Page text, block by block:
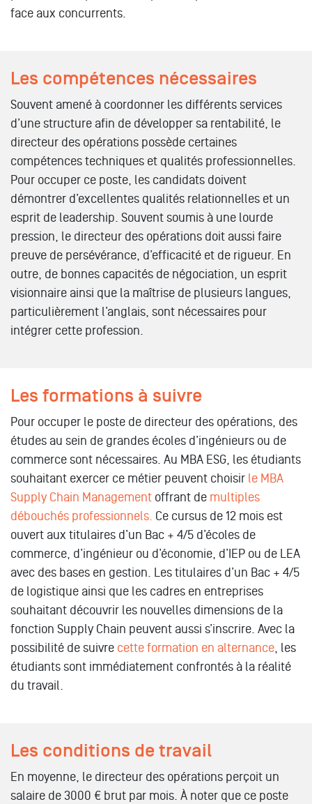
face aux concurrents.
Les compétences nécessaires
Souvent amené à coordonner les différents services
d’une structure afin de développer sa rentabilité, le
directeur des opérations possède certaines
compétences techniques et qualités professionnelles.
Pour occuper ce poste, les candidats doivent
démontrer d’excellentes qualités relationnelles et un
esprit de leadership. Souvent soumis à une lourde
pression, le directeur des opérations doit aussi faire
preuve de persévérance, d’efficacité et de rigueur. En
outre, de bonnes capacités de négociation, un esprit
visionnaire ainsi que la maîtrise de plusieurs langues,
particulièrement l’anglais, sont nécessaires pour
intégrer cette profession.
Les formations à suivre
Pour occuper le poste de directeur des opérations, des
études au sein de grandes écoles d’ingénieurs ou de
commerce sont nécessaires. Au MBA ESG, les étudiants
souhaitant exercer ce métier peuvent choisir le MBA
Supply Chain Management offrant de multiples
débouchés professionnels. Ce cursus de 12 mois est
ouvert aux titulaires d’un Bac + 4/5 d’écoles de
commerce, d’ingénieur ou d’économie, d’IEP ou de LEA
avec des bases en gestion. Les titulaires d’un Bac + 4/5
de logistique ainsi que les cadres en entreprises
souhaitant découvrir les nouvelles dimensions de la
fonction Supply Chain peuvent aussi s’inscrire. Avec la
possibilité de suivre cette formation en alternance, les
étudiants sont immédiatement confrontés à la réalité
du travail.
Les conditions de travail
En moyenne, le directeur des opérations perçoit un
salaire de 3000 € brut par mois. À noter que ce poste